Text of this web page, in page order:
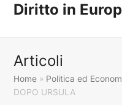
Diritto in
Articoli
Home » Politica ed
DOPO URSULA